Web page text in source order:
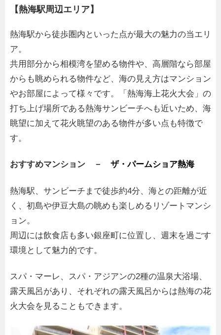
【熱海駅周辺エリア】
熱海駅から徒歩圏内といった点が最大の魅力の当エリ
ア。
共用部分から相模湾を望める物件や、高層階なら部屋
からも眺められる物件など、海の見え方はマンション
やお部屋によって様々です。「熱海海上花火大会」の
打ち上げ場所である熱海サンビーチへも近いため、海
眺望に加えて花火眺望のある物件が多い点も特徴で
す。
おすすめマンション － ザ・パームショア熱海
熱海駅、サンビーチまで徒歩約4分、海との距離が近
く、初島や伊豆大島の眺めも楽しめるリゾートマンシ
ョン。
周辺には飲食店も多い銀座町に位置し、週末を過ごす
環境として魅力的です。
スパ・マーレ、スパ・アジアンの2種の温泉大浴場、
露天風呂があり、それぞれの露天風呂からは熱海の花
火大会を見ることもできます。